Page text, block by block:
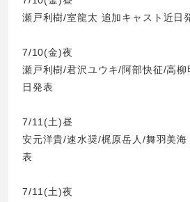
瀬戸利樹/室龍太 追加キャスト近日
7/10(金)夜
瀬戸利樹/君沢ユウキ/阿部快征/高
日発表
7/11(土)昼
安元洋貴/速水奨/梶原岳人/舞羽美
表
7/11(土)夜